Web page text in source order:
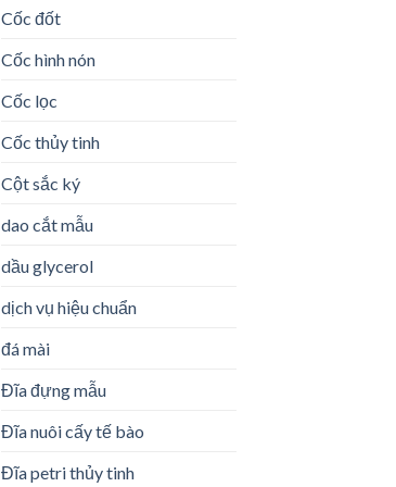
Cốc đốt
Cốc hình nón
Cốc lọc
Cốc thủy tinh
Cột sắc ký
dao cắt mẫu
dầu glycerol
dịch vụ hiệu chuẩn
đá mài
Đĩa đựng mẫu
Đĩa nuôi cấy tế bào
Đĩa petri thủy tinh